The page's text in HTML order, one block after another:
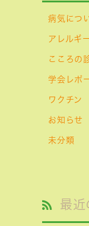
病気につ
アレルギ
こころの
学会レポ
ワクチン
お知らせ
未分類
最近